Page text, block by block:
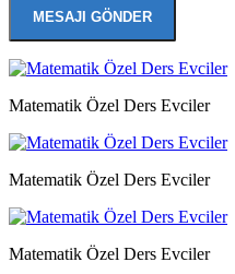
Matematik Özel Ders Evciler
Matematik Özel Ders Evciler
Matematik Özel Ders Evciler